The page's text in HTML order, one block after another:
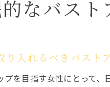
なバス
り入れるべきバスト
プを目指す女性にとって